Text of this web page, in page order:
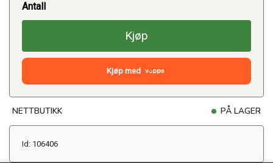
Antall
Kjøp
Kjøp med
NETTBUTIKK PÅ LAGER
Id: 106406